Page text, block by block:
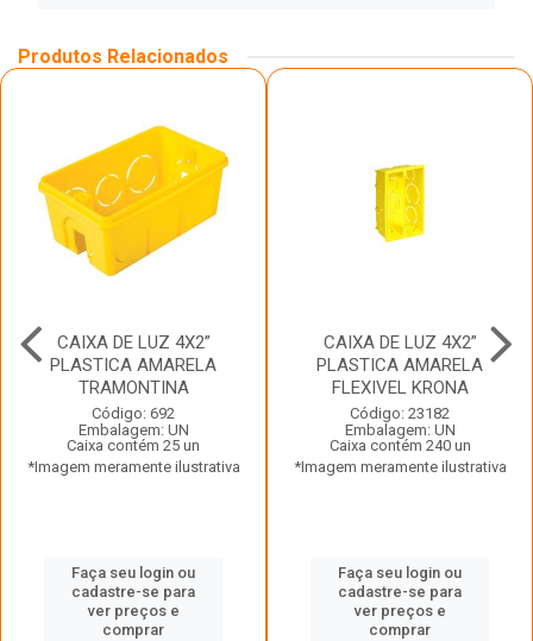
Produtos Relacionados
CAIXA DE LUZ 4X2”
PLASTICA AMARELA
TRAMONTINA
Código: 692
Embalagem: UN
Caixa contém 25 un
*Imagem meramente ilustrativa
Faça seu login ou
cadastre-se para
ver preços e
comprar
CAIXA DE LUZ 4X2”
PLASTICA AMARELA
FLEXIVEL KRONA
Código: 23182
Embalagem: UN
Caixa contém 240 un
*Imagem meramente ilustrativa
Faça seu login ou
cadastre-se para
ver preços e
comprar